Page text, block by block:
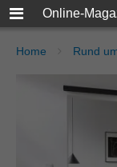
Online-
Home Rund